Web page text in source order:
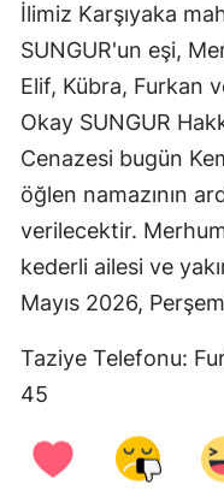
İlimiz Karşıyaka
SUNGUR'un eşi,
Elif, Kübra, Furkan
Okay SUNGUR
Cenazesi bugün
öğlen namazının
verilecektir.
kederli ailesi ve
Mayıs 2026,
Taziye Telefonu:
45